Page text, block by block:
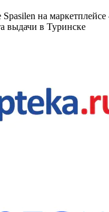
на
выдачи в Туринске